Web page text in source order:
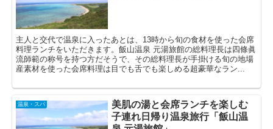
主人と交代で温泉に入ったあとは、13時から旬の食材を使った会席
料理ランチをいただきます。飯山温泉 元湯旅館の総料理長は四條眞
流師範の称号を持つ方だそうで、その総料理長が手掛ける旬の地場
産素材を使った会席料理は目でも舌でも楽しめる超豪華なラン...
温泉・スパ
美肌の湯と会席ランチを楽しむ
子連れ日帰り温泉旅行「飯山温